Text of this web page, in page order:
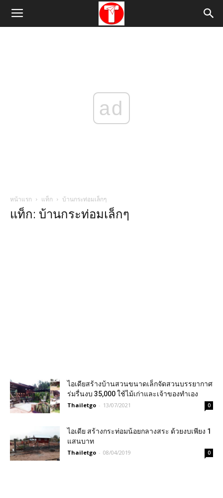
ad
หน้าแรก แท็ก บ้านกระท่อมเล็กๆ
แท็ก: บ้านกระท่อมเล็กๆ
ไอเดียสร้างบ้านสวนขนาดเล็กจัดสวนบรรยากาศ
ร่มรื่นงบ 35,000 ใช้ไม้เก่าและเจ้าของทำเอง
Thailetgo - 13/07/2021 0
ไอเดีย สร้างกระท่อมน้อยกลางสระ ด้วยงบเพียง 1
แสนบาท
Thailetgo - 08/04/2019 0